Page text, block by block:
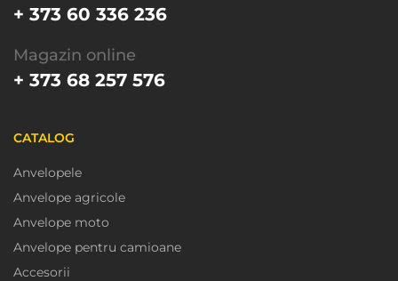
+ 373 60 336 236
Magazin online
+ 373 68 257 576
CATALOG
Anvelopele
Anvelope agricole
Anvelope moto
Anvelope pentru camioane
Accesorii